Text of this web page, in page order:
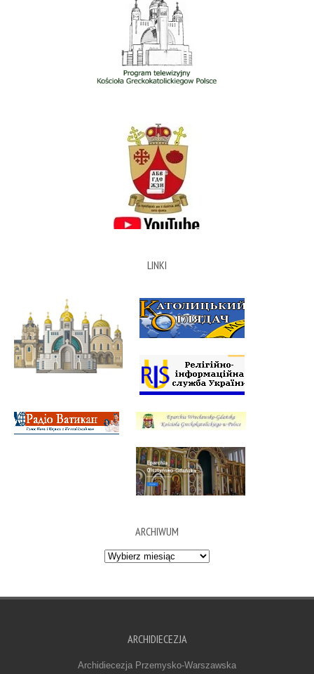
LINKI
ARCHIWUM
Archiwum
ARCHIDIECEZJA
Archidiecezja Przemysko-Warszawska